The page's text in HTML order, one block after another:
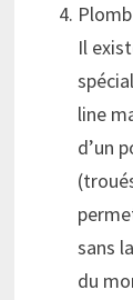
Il
line
d’un
sans
du